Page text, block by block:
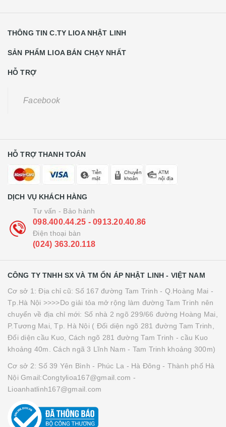
THÔNG TIN C.TY LIOA NHẬT LINH
SẢN PHẨM LIOA BÁN CHẠY NHẤT
HỖ TRỢ
Facebook
HỖ TRỢ THANH TOÁN
DỊCH VỤ KHÁCH HÀNG
Tư vấn - Bảo hành
098.400.44.25 - 0913.20.40.86
Điện thoại bàn
(024) 363.20.118
CÔNG TY TNHH SX VÀ TM ỔN ÁP NHẬT LINH - VIỆT NAM
Cơ sở 1: Địa chỉ cũ: Số 167 đường Tam Trinh - Q.Hoàng Mai -
Tp.Hà Nội >>>>Do giải tỏa mở rộng làm đường Tam Trinh nên
chuyển về địa chỉ mới: Số nhà 2 ngõ 299/66 đường Hoàng Mai,
P.Tương Mai, Tp. Hà Nội ( Đối diện ngõ 281 đường Tam Trinh,
Đối diện cầu Kuo, Cách ngõ 281 đường Tam Trinh - cầu Kuo
khoảng 40m. Cách ngã 3 Lĩnh Nam - Tam Trinh khoảng 300m)
Cơ sở 2: Số 39 Yên Bình - Phúc La - Hà Đông - Thành phố Hà
Nội Gmail:Congtylioa167@gmail.com -
Lioanhatlinh167@gmail.com